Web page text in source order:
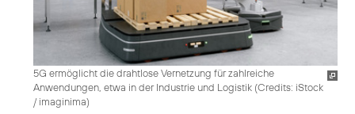
5G ermöglicht die drahtlose Vernetzung für zahlreiche
Anwendungen, etwa in der Industrie und Logistik (Credits: iStock
/ imaginima)